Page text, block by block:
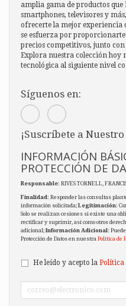
amplia gama de productos
smartphones, televisores y
ofrecerte la mejor experiencia
se esfuerza por
precios competitivos, junto
Explora nuestra colección hoy
tecnológica al siguiente nivel
Síguenos en:
¡Suscríbete a
INFORMACIÓN
PROTECCIÓN DE
Responsable: RIVES TORNELL,
Finalidad: Responder las consultas
información solicitada;Legitimación:
Solo se realizan cesiones si existe una
rectificar y suprimir, así como otros
adicional;Información Adicional:
Protección de Datos en nuestra Política de
He leído y acepto la Política